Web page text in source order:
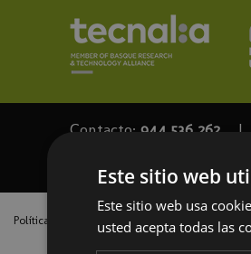
Contacto: 944 536 262 |
Política interna Política de privacidad
Este sitio web
Este sitio web usa
usted acepta todas las